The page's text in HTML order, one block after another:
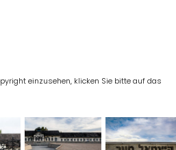
einzusehen, klicken Sie bitte auf das